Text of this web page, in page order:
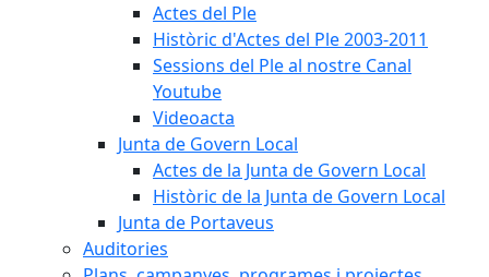
Actes del Ple
Històric d'Actes del Ple 2003-2011
Sessions del Ple al nostre Canal
Youtube
Videoacta
Junta de Govern Local
Actes de la Junta de Govern Local
Històric de la Junta de Govern Local
Junta de Portaveus
Auditories